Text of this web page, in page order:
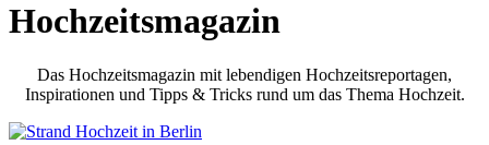
Hochzeitsmagazin
Das Hochzeitsmagazin mit lebendigen Hochzeitsreportagen,
Inspirationen und Tipps & Tricks rund um das Thema Hochzeit.